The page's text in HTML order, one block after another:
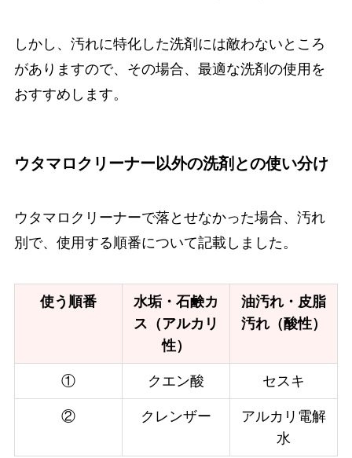
しかし、汚れに特化した洗剤には敵わないところ
がありますので、その場合、最適な洗剤の使用を
おすすめします。
ウタマロクリーナー以外の洗剤との使い分け
ウタマロクリーナーで落とせなかった場合、汚れ
別で、使用する順番について記載しました。
使う順番
水垢・石鹸カ
ス （アルカリ
性）
油汚れ・皮脂
汚れ（酸性）
① クエン酸 セスキ
② クレンザー
アルカリ電解
水